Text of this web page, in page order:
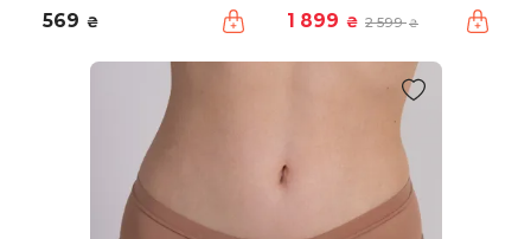
569 ₴ 1 899 ₴ 2 599₴